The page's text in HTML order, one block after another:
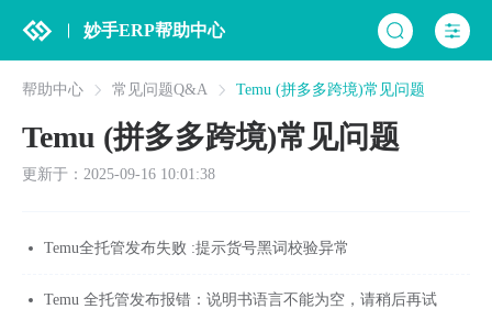
妙手ERP帮助中心
帮助中心 常见问题Q&A Temu (拼多多跨境)常见问题
Temu (拼多多跨境)常见问题
更新于：2025-09-16 10:01:38
Temu全托管发布失败 :提示货号黑词校验异常
Temu 全托管发布报错：说明书语言不能为空，请稍后再试